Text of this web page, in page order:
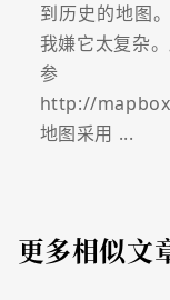
到历史的地图
我嫌它太复杂
参
http://
地图采用 ...
更多相似文